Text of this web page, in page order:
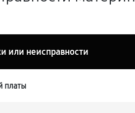
или неисправности
платы